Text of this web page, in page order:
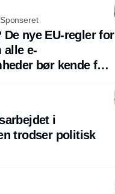
Sponseret
De nye EU-regler for
alle e-
bør kende før
i
trodser politisk